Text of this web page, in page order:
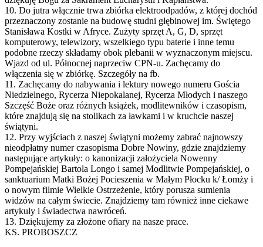
10. Do jutra włącznie trwa zbiórka elektroodpadów, z której dochód
przeznaczony zostanie na budowę studni głębinowej im. Świętego
Stanisława Kostki w Afryce. Zużyty sprzęt A, G, D, sprzęt
komputerowy, telewizory, wszelkiego typu baterie i inne temu
podobne rzeczy składamy obok plebanii w wyznaczonym miejscu.
Wjazd od ul. Północnej naprzeciw CPN-u. Zachęcamy do
włączenia się w zbiórkę. Szczegóły na fb.
11. Zachęcamy do nabywania i lektury nowego numeru Gościa
Niedzielnego, Rycerza Niepokalanej, Rycerza Młodych i naszego
Szczęść Boże oraz różnych książek, modlitewników i czasopism,
które znajdują się na stolikach za ławkami i w kruchcie naszej
świątyni.
12. Przy wyjściach z naszej świątyni możemy zabrać najnowszy
nieodpłatny numer czasopisma Dobre Nowiny, gdzie znajdziemy
następujące artykuły: o kanonizacji założyciela Nowenny
Pompejańskiej Bartola Longo i samej Modlitwie Pompejańskiej, o
sanktuarium Matki Bożej Pocieszenia w Małym Płocku k/ Łomży i
o nowym filmie Wielkie Ostrzeżenie, który porusza sumienia
widzów na całym świecie. Znajdziemy tam również inne ciekawe
artykuły i świadectwa nawróceń.
13. Dziękujemy za złożone ofiary na nasze prace.
KS. PROBOSZCZ